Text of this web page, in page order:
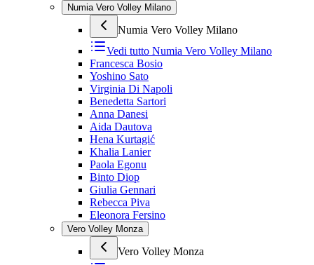
Numia Vero Volley Milano
Numia Vero Volley Milano
Vedi tutto Numia Vero Volley Milano
Francesca Bosio
Yoshino Sato
Virginia Di Napoli
Benedetta Sartori
Anna Danesi
Aida Dautova
Hena Kurtagić
Khalia Lanier
Paola Egonu
Binto Diop
Giulia Gennari
Rebecca Piva
Eleonora Fersino
Vero Volley Monza
Vero Volley Monza